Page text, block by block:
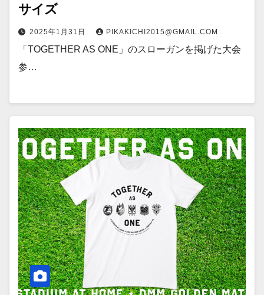
サイズ
2025年1月31日 PIKAKICHI2015@GMAIL.COM
「TOGETHER AS ONE」のスローガンを掲げた大会
参…